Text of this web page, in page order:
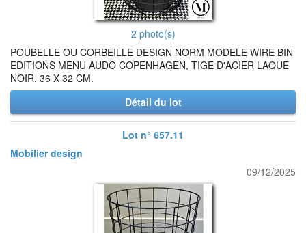
2 photo(s)
POUBELLE OU CORBEILLE DESIGN NORM MODELE WIRE BIN
EDITIONS MENU AUDO COPENHAGEN, TIGE D'ACIER LAQUE
NOIR. 36 X 32 CM.
Détail du lot
Lot n° 657.11
Mobilier design
09/12/2025